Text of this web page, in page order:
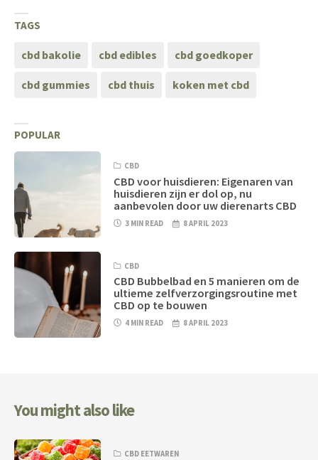
TAGS
cbd bakolie cbd edibles cbd goedkoper
cbd gummies cbd thuis koken met cbd
POPULAR
CBD
CBD voor huisdieren: Eigenaren van
huisdieren zijn er dol op, nu
aanbevolen door uw dierenarts CBD
3 MIN READ 8 APRIL 2023
CBD
CBD Bubbelbad en 5 manieren om de
ultieme zelfverzorgingsroutine met
CBD op te bouwen
4 MIN READ 8 APRIL 2023
You might also like
CBD EETWAREN